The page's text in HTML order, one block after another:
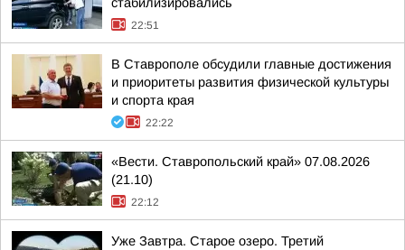
22:51
В Ставрополе обсудили главные достижения
и приоритеты развития физической культуры
и спорта края
22:22
«Вести. Ставропольский край» 07.08.2026
(21.10)
22:12
Уже Завтра. Старое озеро. Третий